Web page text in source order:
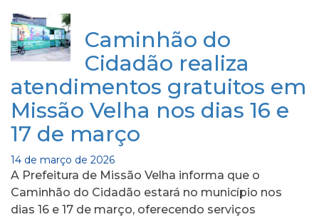
Caminhão do
Cidadão realiza
atendimentos gratuitos em
Missão Velha nos dias 16 e
17 de março
14 de março de 2026
A Prefeitura de Missão Velha informa que o
Caminhão do Cidadão estará no município nos
dias 16 e 17 de março, oferecendo serviços